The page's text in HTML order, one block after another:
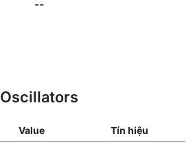
--
Oscillators
Value Tín hiệu